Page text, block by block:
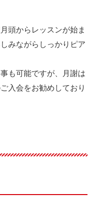
頭からレッスンが始ま
みながらしっかりピア
も可能ですが、月謝は
入会をお勧めしており